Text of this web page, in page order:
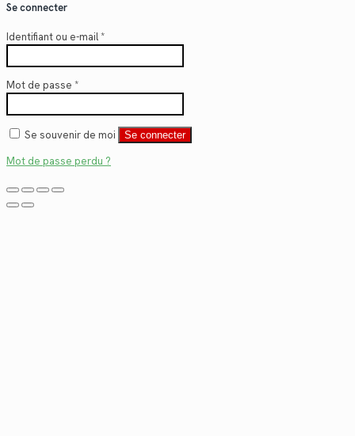
Se connecter
Identifiant ou e-mail*
Mot de passe *
Se souvenir de moi Se connecter
Mot de passe perdu ?